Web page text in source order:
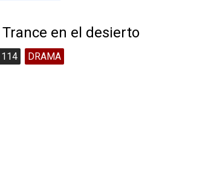
en el desierto
114 DRAMA